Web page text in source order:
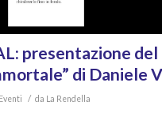
presentazione
di Daniele
Eventi / da La Rendella